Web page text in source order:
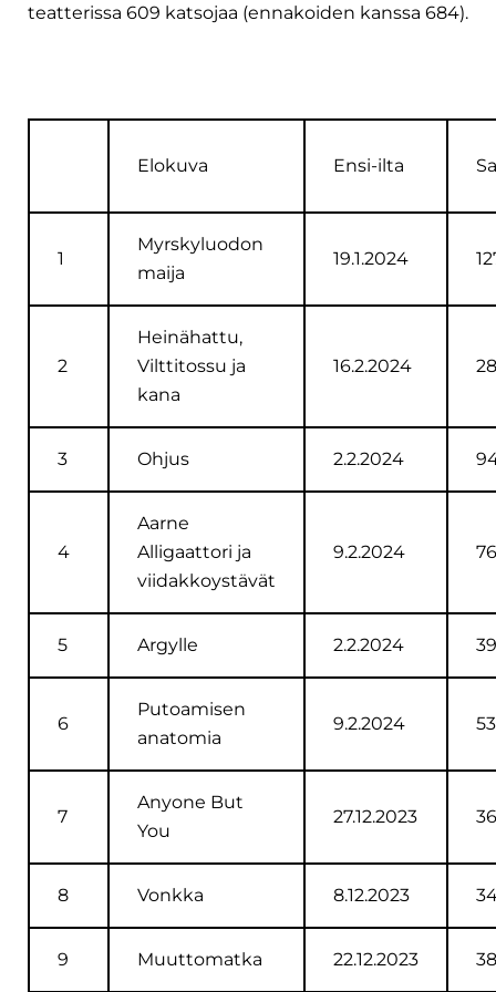
teatterissa 609 katsojaa (ennakoiden kanssa 684).
Elokuva Ensi-ilta
1
Myrskyluodon
maija
19.1.2024
2
Heinähattu,
Vilttitossu ja
kana
16.2.2024 28
3 Ohjus 2.2.2024
4
Aarne
Alligaattori ja
viidakkoystävät
9.2.2024 76
5 Argylle 2.2.2024 39
6
Putoamisen
anatomia
9.2.2024 53
7
Anyone But
You
27.12.2023 36
8 Vonkka 8.12.2023
9 Muuttomatka 22.12.2023 38